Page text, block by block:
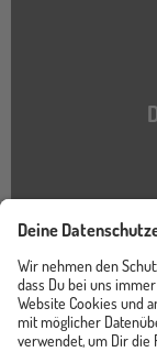
Instagram
TikTok